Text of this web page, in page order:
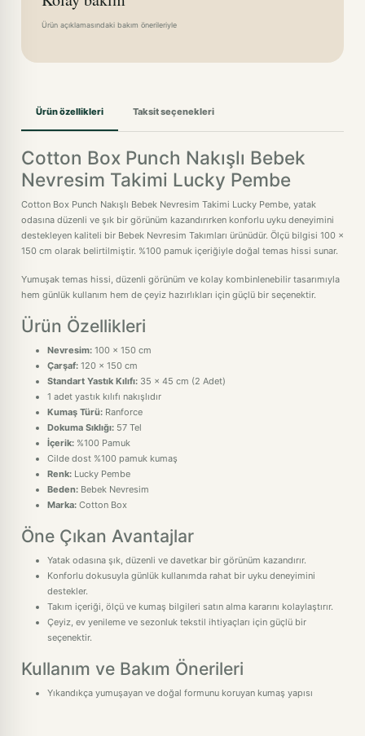
Ürün açıklamasındaki bakım önerileriyle
Ürün özellikleri Taksit seçenekleri
Cotton Box Punch Nakışlı Bebek
Nevresim Takimi Lucky Pembe
Cotton Box Punch Nakışlı Bebek Nevresim Takimi Lucky Pembe, yatak
odasına düzenli ve şık bir görünüm kazandırırken konforlu uyku deneyimini
destekleyen kaliteli bir Bebek Nevresim Takımları ürünüdür. Ölçü bilgisi 100 x
150 cm olarak belirtilmiştir. %100 pamuk içeriğiyle doğal temas hissi sunar.
Yumuşak temas hissi, düzenli görünüm ve kolay kombinlenebilir tasarımıyla
hem günlük kullanım hem de çeyiz hazırlıkları için güçlü bir seçenektir.
Ürün Özellikleri
Nevresim: 100 x 150 cm
Çarşaf: 120 x 150 cm
Standart Yastık Kılıfı: 35 x 45 cm (2 Adet)
1 adet yastık kılıfı nakışlıdır
Kumaş Türü: Ranforce
Dokuma Sıklığı: 57 Tel
İçerik: %100 Pamuk
Cilde dost %100 pamuk kumaş
Renk: Lucky Pembe
Beden: Bebek Nevresim
Marka: Cotton Box
Öne Çıkan Avantajlar
Yatak odasına şık, düzenli ve davetkar bir görünüm kazandırır.
Konforlu dokusuyla günlük kullanımda rahat bir uyku deneyimini
destekler.
Takım içeriği, ölçü ve kumaş bilgileri satın alma kararını kolaylaştırır.
Çeyiz, ev yenileme ve sezonluk tekstil ihtiyaçları için güçlü bir
seçenektir.
Kullanım ve Bakım Önerileri
Yıkandıkça yumuşayan ve doğal formunu koruyan kumaş yapısı